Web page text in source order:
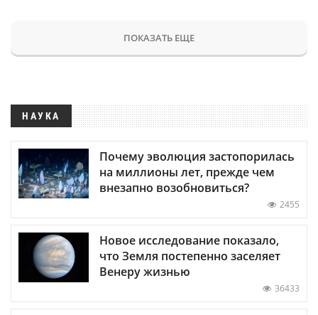
ПОКАЗАТЬ ЕЩЕ
НАУКА
Почему эволюция застопорилась
на миллионы лет, прежде чем
внезапно возобновиться?
2455
Новое исследование показало,
что Земля постепенно заселяет
Венеру жизнью
36433